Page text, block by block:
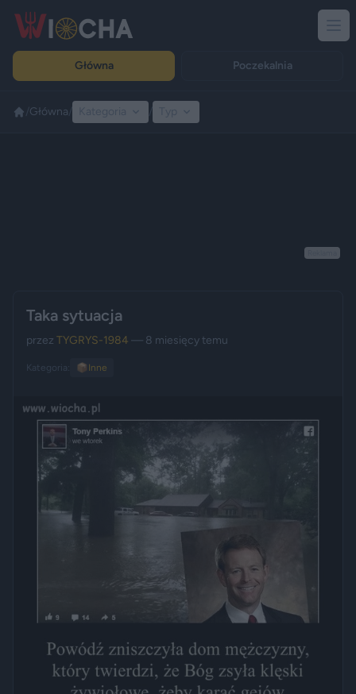
Główna Poczekalnia
Główna
Taka sytuacja
przez TYGRYS-1984 — 8 miesięcy temu
Kategoria: 📦 Inne